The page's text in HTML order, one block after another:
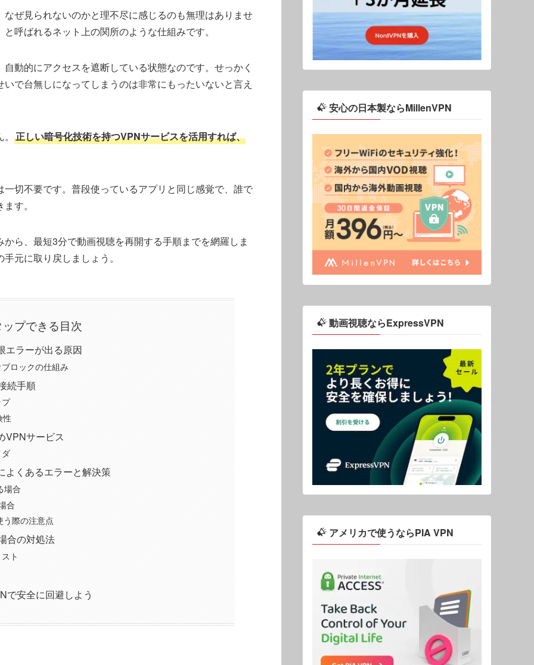
ぜ見られないのかと理不尽に感じるのも無理はありませ
呼ばれるネット上の関所のような仕組みです。
動的にアクセスを遮断している状態なのです。せっかく
で台無しになってしまうのは非常にもったいないと言え
正しい暗号化技術を持つVPNサービスを活用すれば、
切不要です。普段使っているアプリと同じ感覚で、誰で
す。
ら、最短3分で動画視聴を再開する手順までを網羅しま
元に取り戻しましょう。
ップできる目次
エラーが出る原因
ロックの仕組み
続手順
性
VPNサービス
よくあるエラーと解決策
場合
合
際の注意点
合の対処法
ト
で安全に回避しよう
安心の日本製ならMillenVPN
動画視聴ならExpressVPN
アメリカで使うならPIA VPN